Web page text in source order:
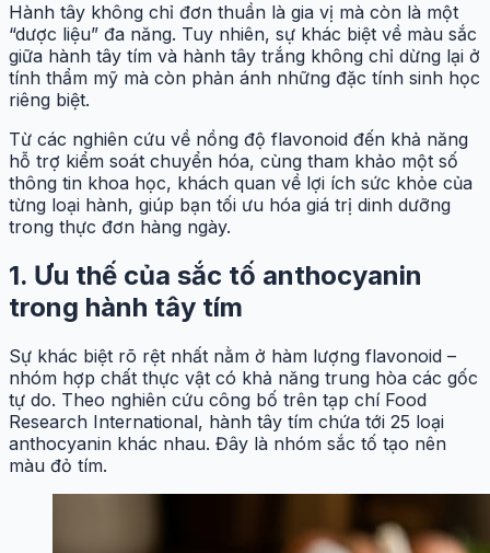
Hành tây không chỉ đơn thuần là gia vị mà còn là một
“dược liệu” đa năng. Tuy nhiên, sự khác biệt về màu sắc
giữa hành tây tím và hành tây trắng không chỉ dừng lại ở
tính thẩm mỹ mà còn phản ánh những đặc tính sinh học
riêng biệt.
Từ các nghiên cứu về nồng độ flavonoid đến khả năng
hỗ trợ kiểm soát chuyển hóa, cùng tham khảo một số
thông tin khoa học, khách quan về lợi ích sức khỏe của
từng loại hành, giúp bạn tối ưu hóa giá trị dinh dưỡng
trong thực đơn hàng ngày.
1. Ưu thế của sắc tố anthocyanin
trong hành tây tím
Sự khác biệt rõ rệt nhất nằm ở hàm lượng flavonoid –
nhóm hợp chất thực vật có khả năng trung hòa các gốc
tự do. Theo nghiên cứu công bố trên tạp chí Food
Research International, hành tây tím chứa tới 25 loại
anthocyanin khác nhau. Đây là nhóm sắc tố tạo nên
màu đỏ tím.